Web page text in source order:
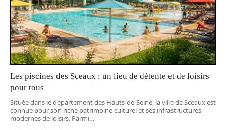
Les piscines des Sceaux : un lieu de détente et de loisirs
pour tous
Située dans le département des Hauts-de-Seine, la ville de Sceaux est
connue pour son riche patrimoine culturel et ses infrastructures
modernes de loisirs. Parmi…